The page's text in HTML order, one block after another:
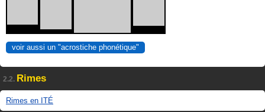
voir aussi un "acrostiche phonétique"
2.2. Rimes
Rimes en ITÉ